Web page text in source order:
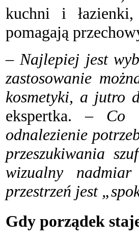
kuchni i łazienki,
pomagają
– Najlepiej jest
zastosowanie
kosmetyki, a jutro
ekspertka.– Co
odnalezienie
przeszukiwania
wizualny
przestrzeń jest
Gdy porządek